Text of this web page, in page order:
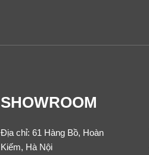
SHOWROOM
Địa chỉ: 61 Hàng Bồ, Hoàn
Kiếm, Hà Nội